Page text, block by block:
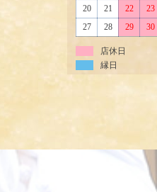
20
21 22 23
27
28 29 30
店休日
縁日